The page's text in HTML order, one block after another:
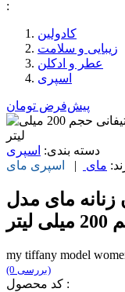
:
کادولین
زیبایی و سلامت
عطر و ادکلن
اسپری
پیش‌فرض تومان
دسته بندی: اسپری
مای | اسپری مای
زنانه مای مدل
my tiffany model
(0 بررسی)
کد محصول :